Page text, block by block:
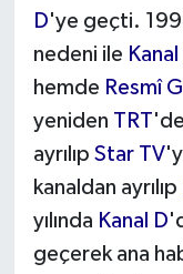
D'ye geçti.
nedeni ile Kanal
hemde Resmî
yeniden TRT
ayrılıp Star TV
kanaldan ayrılıp
yılında Kanal D
geçerek ana